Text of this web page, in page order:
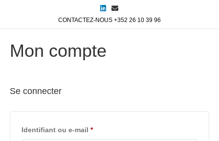
n
n
E
m
a
CONTACTEZ-NOUS +352 26 10 39 96
Mon compte
Se connecter
Identifiant ou e-mail *Obligatoire